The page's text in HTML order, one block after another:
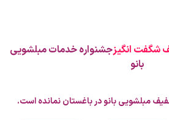
جشنواره خدمات مبلشویی
بانو
مبلشویی بانو در باغستان نمانده است.